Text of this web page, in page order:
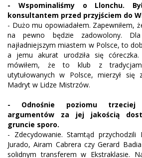
- Wspominaliśmy o Llonchu.
konsultantem przed przyjściem do
- Dużo mu opowiadałem. Zapewniłem,
na pewno będzie zadowolony.
najładniejszym miastem w Polsce, to
a jemu akurat urodziła się
mówiłem, że to klub z
utytułowanych w Polsce, mierzył się
Madryt w Lidze Mistrzów.
- Odnośnie poziomu trzeciej
argumentów za jej jakością
gruncie sporo.
- Zdecydowanie. Stamtąd przychodzili
Jurado, Airam Cabrera czy Gerard
solidnym transferem w Ekstraklasie.